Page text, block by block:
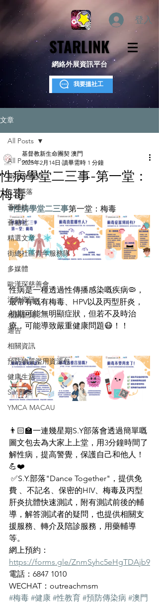
登入
STARLINK
STARLINK
網絡外展資訊平台
我要搵社工
文章
All Posts
新生命團契
S.Y.部落
薈穗社
薈穗社
精選文章
街總社區青年服務隊
多媒體
歐漢琛慈善會
活動資訊
相關新聞
通告
相關資訊
預防物質濫用資源包
健康生活
S.Y.部落
YMCA MACAU
All Posts
性病學堂二三事-第一堂：
梅毒
基督教新生命團契 澳門
2025年2月14日 讀畢需時 1 分鐘
#性病學堂二三事第一堂：梅毒
性病是一種透過性傳播感染嘅疾病🦠，
最常有嘅有梅毒、HPV以及丙型肝炎，
初期可能無明顯症狀，但若不及時治
療，可能導致嚴重健康問題😷！！
👨🏻‍🏫一連幾星期S.Y部落會透過簡單嘅
圖文包去為大家上上堂，用3分鐘時間了
解性病，提高警覺，保護自己和他人！
💪❤️
費 、不記名、保密的HIV、梅毒及丙型
肝炎抗體快速測試，附有測試前後的輔
導，解答測試者的疑問，也提供相關支
援服務、轉介及陪診服務，用藥輔導
等。
網上預約：
https://forms.gle/ZnmSyhc5eHgTDAjb9
電話：6847 1010
WECHAT：outreachmsm
#梅毒 #健康 #性教育 #預防傳染病 #澳門